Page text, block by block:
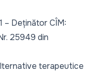
– Deținător CÎM:
25949 din
terapeutice